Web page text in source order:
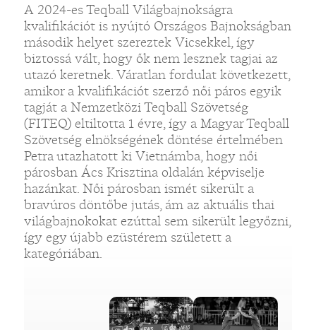
A 2024-es Teqball Világbajnokságra
kvalifikációt is nyújtó Országos Bajnokságban
második helyet szereztek Vicsekkel, így
biztossá vált, hogy ők nem lesznek tagjai az
utazó keretnek. Váratlan fordulat következett,
amikor a kvalifikációt szerző női páros egyik
tagját a Nemzetközi Teqball Szövetség
(FITEQ) eltiltotta 1 évre, így a Magyar Teqball
Szövetség elnökségének döntése értelmében
Petra utazhatott ki Vietnámba, hogy női
párosban Ács Krisztina oldalán képviselje
hazánkat. Női párosban ismét sikerült a
bravúros döntőbe jutás, ám az aktuális thai
világbajnokokat ezúttal sem sikerült legyőzni,
így egy újabb ezüstérem született a
kategóriában.